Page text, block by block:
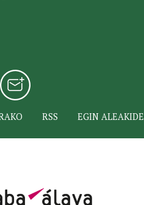
RSS EGIN ALEAKIDE